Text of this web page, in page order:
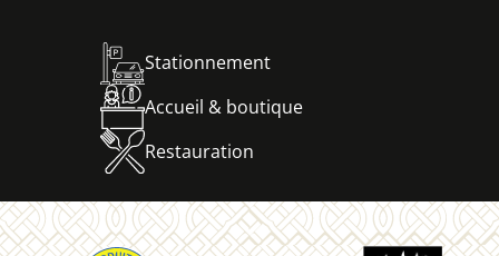
Stationnement
Accueil & boutique
Restauration